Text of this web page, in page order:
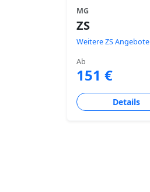
MG
ZS
Weitere ZS Angebote
Ab
151 €
Details